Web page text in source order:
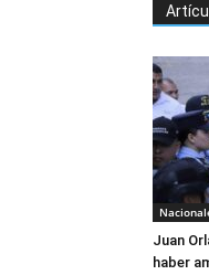
Juan
haber